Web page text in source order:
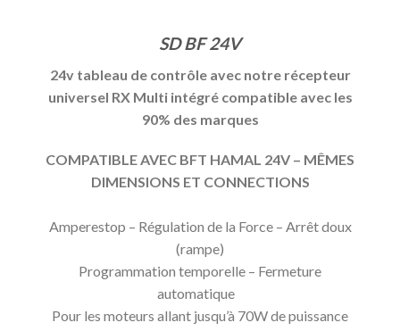
SD BF 24V
24v tableau de contrôle avec notre récepteur
universel RX Multi intégré compatible avec les
90% des marques
COMPATIBLE AVEC BFT HAMAL 24V – MÊMES
DIMENSIONS ET CONNECTIONS
Amperestop – Régulation de la Force – Arrêt doux
(rampe)
Programmation temporelle – Fermeture
automatique
Pour les moteurs allant jusqu’à 70W de puissance